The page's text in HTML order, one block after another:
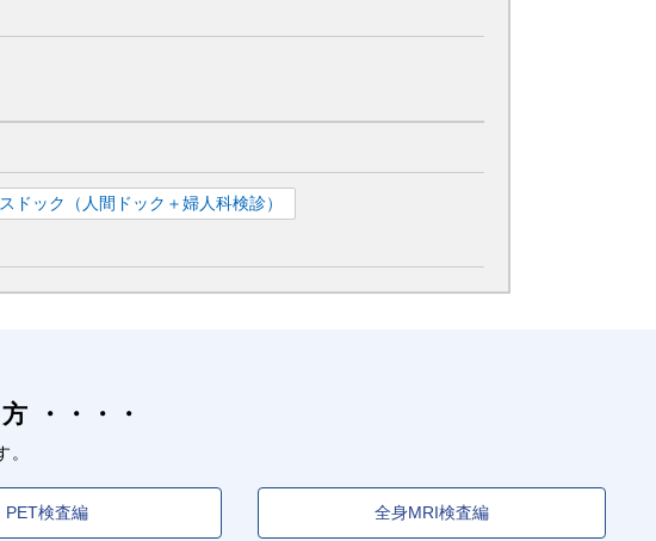
ドック（人間ドック＋婦人科検診）
PET検査編 全身MRI検査編